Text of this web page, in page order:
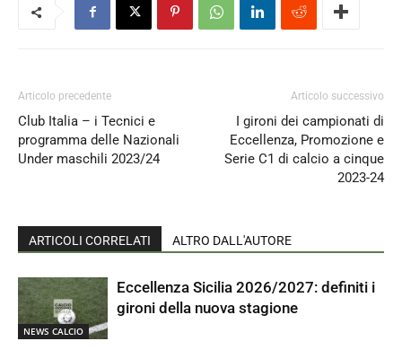
Articolo precedente
Club Italia – i Tecnici e
programma delle Nazionali
Under maschili 2023/24
Articolo successivo
I gironi dei campionati di
Eccellenza, Promozione e
Serie C1 di calcio a cinque
2023-24
ARTICOLI CORRELATI ALTRO DALL'AUTORE
NEWS CALCIO
Eccellenza Sicilia 2026/2027: definiti i
gironi della nuova stagione